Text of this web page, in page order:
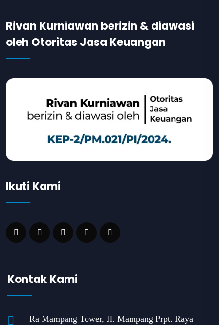
Rivan Kurniawan berizin & diawasi
oleh Otoritas Jasa Keuangan
Ikuti Kami
Kontak Kami
Ra Mampang Tower, Jl. Mampang Prpt. Raya